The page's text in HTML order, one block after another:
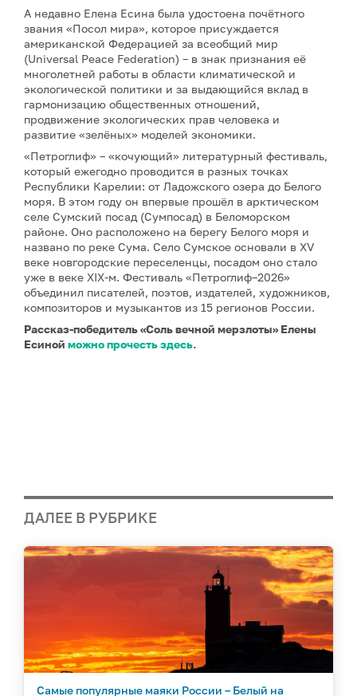
А недавно Елена Есина была удостоена почётного
звания «Посол мира», которое присуждается
американской Федерацией за всеобщий мир
(Universal Peace Federation) – в знак признания её
многолетней работы в области климатической и
экологической политики и за выдающийся вклад в
гармонизацию общественных отношений,
продвижение экологических прав человека и
развитие «зелёных» моделей экономики.
«Петроглиф» – «кочующий» литературный фестиваль,
который ежегодно проводится в разных точках
Республики Карелии: от Ладожского озера до Белого
моря. В этом году он впервые прошёл в арктическом
селе Сумский посад (Сумпосад) в Беломорском
районе. Оно расположено на берегу Белого моря и
названо по реке Сума. Село Сумское основали в XV
веке новгородские переселенцы, посадом оно стало
уже в веке XIX-м. Фестиваль «Петроглиф–2026»
объединил писателей, поэтов, издателей, художников,
композиторов и музыкантов из 15 регионов России.
Рассказ-победитель «Соль вечной мерзлоты» Елены
Есиной можно прочесть здесь.
ДАЛЕЕ В РУБРИКЕ
Самые популярные маяки России – Белый на